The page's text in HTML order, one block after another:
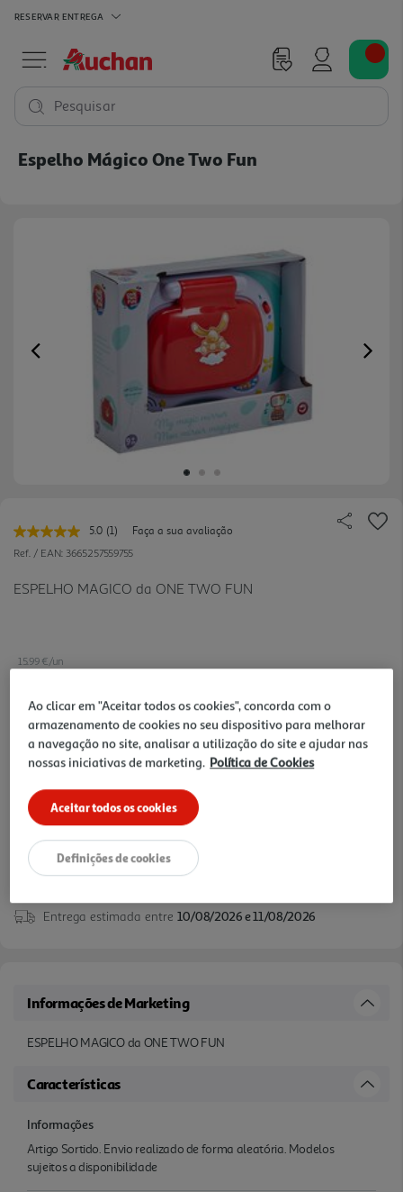
RESERVAR ENTREGA
Pesquisar
Espelho Mágico One Two Fun
Previous
5.0 Leu
uma
Link
para
(1)
Faça a sua avaliação
Ref. / EAN: 3665257559755
ESPELHO MAGICO da ONE TWO FUN
15.99 €/un
15,99 €
Entrega estimada entre 10/08/2026 e 11/08/2026
Informações de Marketing
ESPELHO MAGICO da ONE TWO FUN
Características
Informações
Artigo Sortido. Envio realizado de forma aleatória. Modelos
sujeitos a disponibilidade
Ao clicar em "Aceitar todos os cookies", concorda com o
armazenamento de cookies no seu dispositivo para melhorar
a navegação no site, analisar a utilização do site e ajudar nas
nossas iniciativas de marketing. Política de Cookies
Aceitar todos os cookies
Definições de cookies